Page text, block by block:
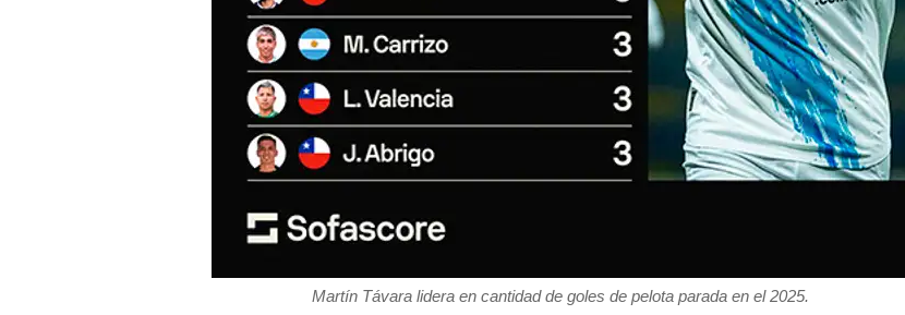
Martín Távara lidera en cantidad de goles de pelota parada en el 2025.